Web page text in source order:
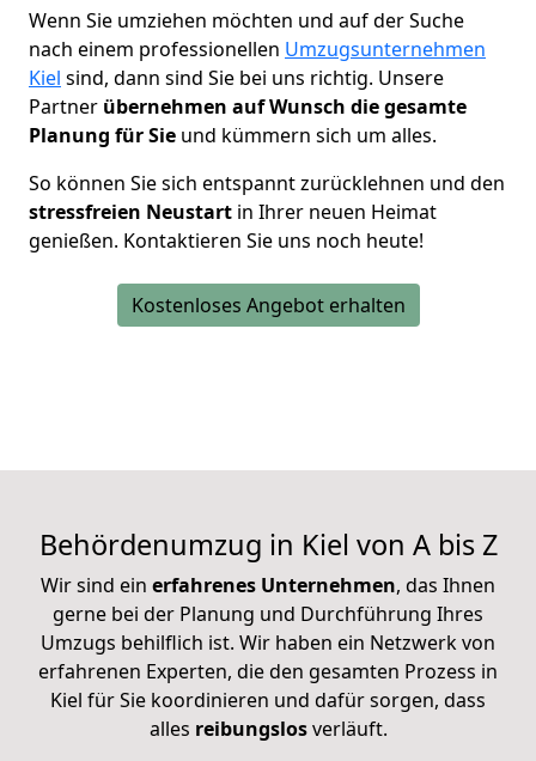
Wenn Sie umziehen möchten und auf der Suche
nach einem professionellen Umzugsunternehmen
Kiel sind, dann sind Sie bei uns richtig. Unsere
Partner übernehmen auf Wunsch die gesamte
Planung für Sie und kümmern sich um alles.
So können Sie sich entspannt zurücklehnen und den
stressfreien Neustart in Ihrer neuen Heimat
genießen. Kontaktieren Sie uns noch heute!
Kostenloses Angebot erhalten
Behördenumzug in Kiel von A bis Z
Wir sind ein erfahrenes Unternehmen, das Ihnen
gerne bei der Planung und Durchführung Ihres
Umzugs behilflich ist. Wir haben ein Netzwerk von
erfahrenen Experten, die den gesamten Prozess in
Kiel für Sie koordinieren und dafür sorgen, dass
alles reibungslosverläuft.